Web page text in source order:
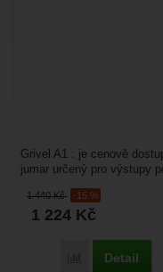
1 440Kč -15 %
1 224 Kč
Přidat 'Grivel
Detail
Grivel A1 : je cenově
jumar určený pro výstupy
při výškových...